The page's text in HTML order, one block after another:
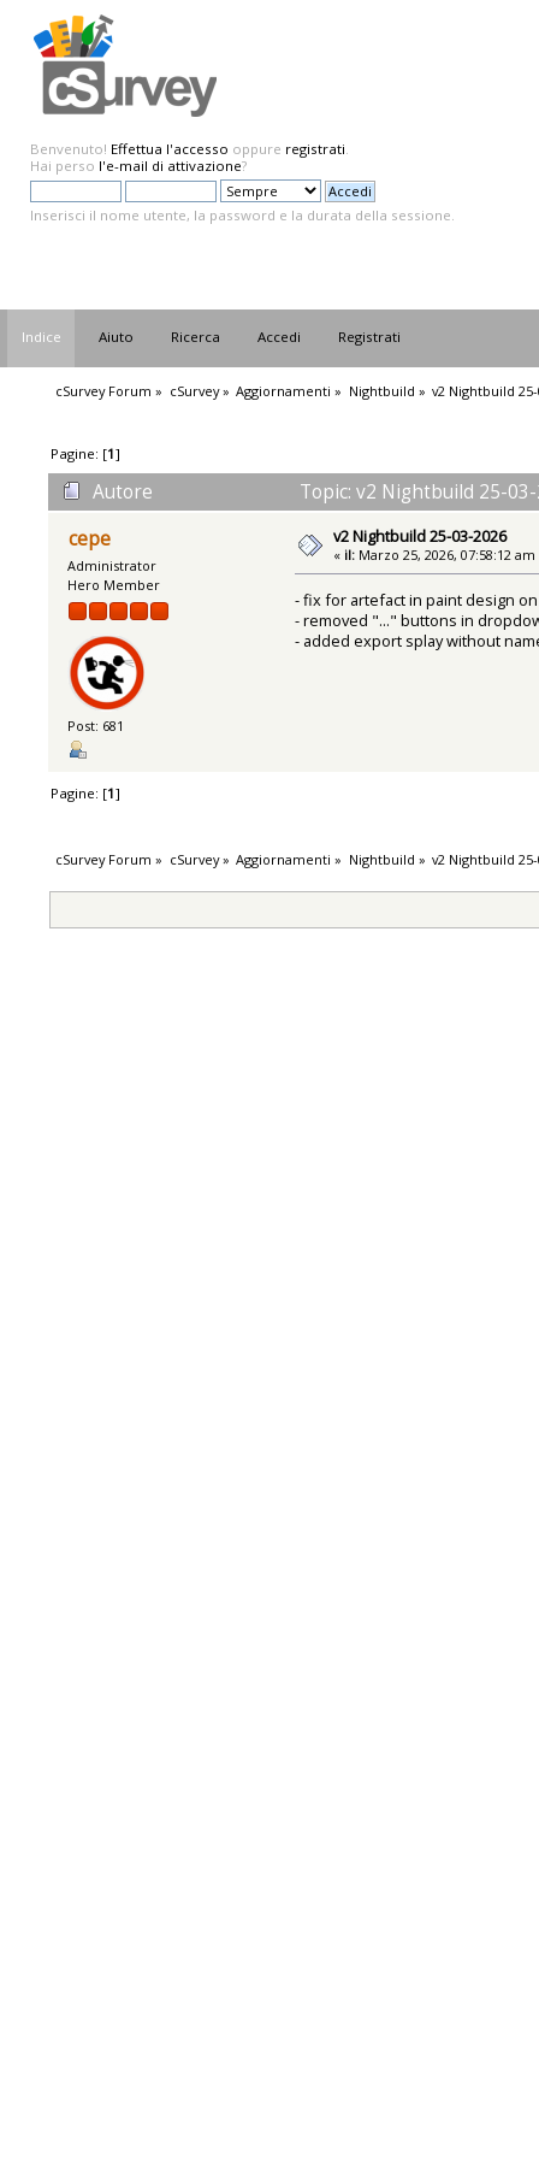
Benvenuto! Effettua l'accesso oppure registrati.
Hai perso l'e-mail di attivazione?
Inserisci il nome utente, la password e la durata della sessione.
Indice Aiuto Ricerca Accedi Registrati
cSurvey Forum » cSurvey» Aggiornamenti » Nightbuild » v2 Nightbuild
Pagine: [1]
Autore
Topic: v2 Nightbuild 25-
cepe
Administrator
Hero Member
Post: 681
v2 Nightbuild 25-03-2026
« il: Marzo 25, 2026, 07:58:12 am
- fix for artefact in paint design
- removed "..." buttons in
- added export splay without
Pagine: [1]
cSurvey Forum » cSurvey» Aggiornamenti » Nightbuild » v2 Nightbuild